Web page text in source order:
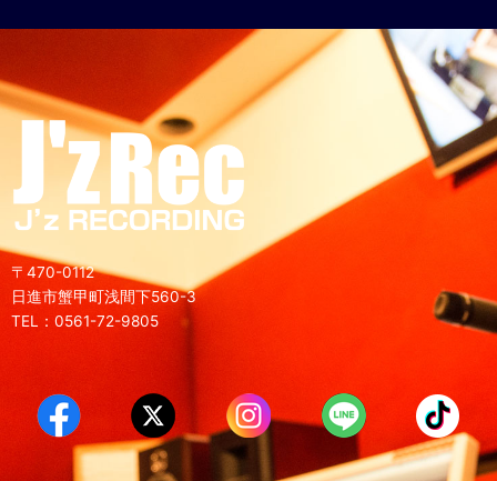
〒470-0112
日進市蟹甲町浅間下560-3
TEL：0561-72-9805